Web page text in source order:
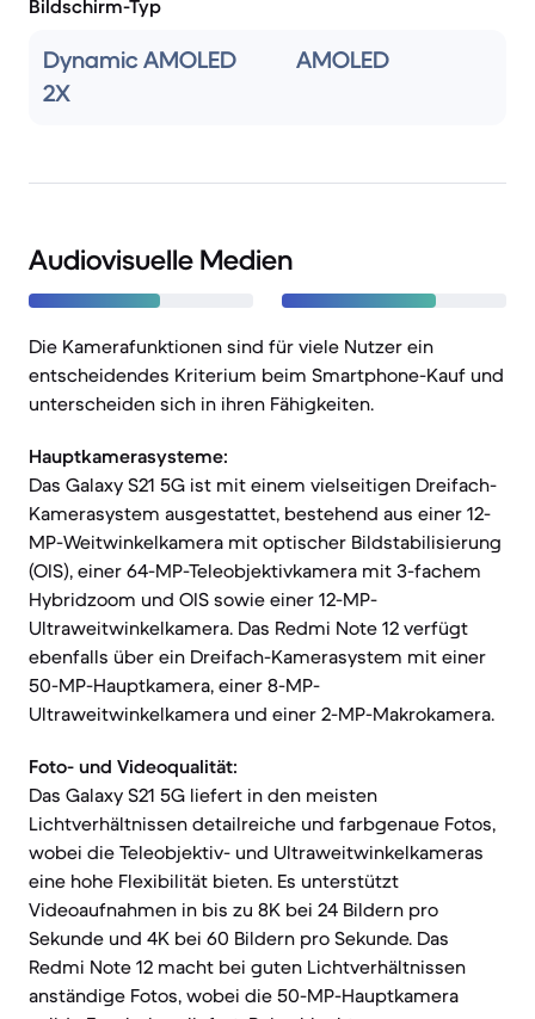
Bildschirm-Typ
Dynamic AMOLED
2X
AMOLED
Audiovisuelle Medien
Die Kamerafunktionen sind für viele Nutzer ein
entscheidendes Kriterium beim Smartphone-Kauf und
unterscheiden sich in ihren Fähigkeiten.
Hauptkamerasysteme:
Das Galaxy S21 5G ist mit einem vielseitigen Dreifach-
Kamerasystem ausgestattet, bestehend aus einer 12-
MP-Weitwinkelkamera mit optischer Bildstabilisierung
(OIS), einer 64-MP-Teleobjektivkamera mit 3-fachem
Hybridzoom und OIS sowie einer 12-MP-
Ultraweitwinkelkamera. Das Redmi Note 12 verfügt
ebenfalls über ein Dreifach-Kamerasystem mit einer
50-MP-Hauptkamera, einer 8-MP-
Ultraweitwinkelkamera und einer 2-MP-Makrokamera.
Foto- und Videoqualität:
Das Galaxy S21 5G liefert in den meisten
Lichtverhältnissen detailreiche und farbgenaue Fotos,
wobei die Teleobjektiv- und Ultraweitwinkelkameras
eine hohe Flexibilität bieten. Es unterstützt
Videoaufnahmen in bis zu 8K bei 24 Bildern pro
Sekunde und 4K bei 60 Bildern pro Sekunde. Das
Redmi Note 12 macht bei guten Lichtverhältnissen
anständige Fotos, wobei die 50-MP-Hauptkamera